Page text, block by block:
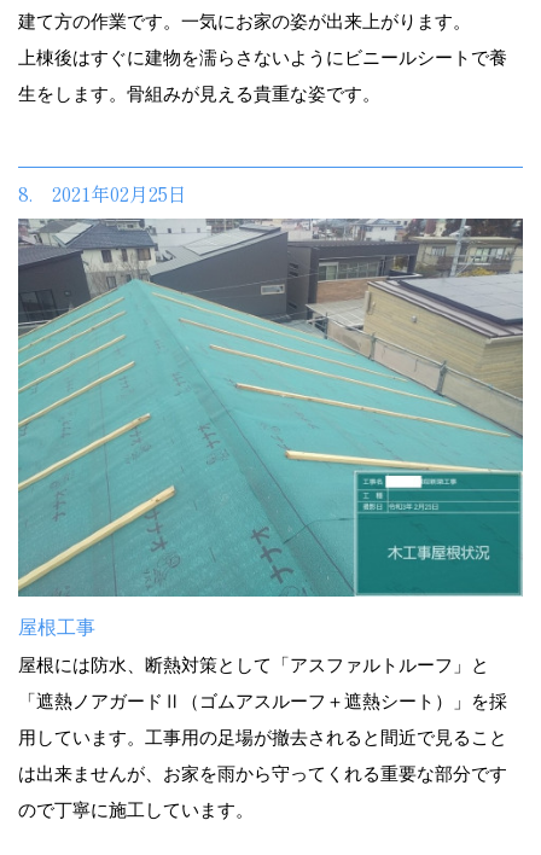
建て方の作業です。一気にお家の姿が出来上がります。
上棟後はすぐに建物を濡らさないようにビニールシートで養
生をします。骨組みが見える貴重な姿です。
8. 2021年02月25日
屋根工事
屋根には防水、断熱対策として「アスファルトルーフ」と
「遮熱ノアガードⅡ（ゴムアスルーフ＋遮熱シート）」を採
用しています。工事用の足場が撤去されると間近で見ること
は出来ませんが、お家を雨から守ってくれる重要な部分です
ので丁寧に施工しています。